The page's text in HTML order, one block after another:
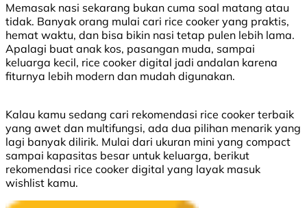
Memasak nasi sekarang bukan cuma soal matang atau
tidak. Banyak orang mulai cari rice cooker yang praktis,
hemat waktu, dan bisa bikin nasi tetap pulen lebih lama.
Apalagi buat anak kos, pasangan muda, sampai
keluarga kecil, rice cooker digital jadi andalan karena
fiturnya lebih modern dan mudah digunakan.
Kalau kamu sedang cari rekomendasi rice cooker terbaik
yang awet dan multifungsi, ada dua pilihan menarik yang
lagi banyak dilirik. Mulai dari ukuran mini yang compact
sampai kapasitas besar untuk keluarga, berikut
rekomendasi rice cooker digital yang layak masuk
wishlist kamu.